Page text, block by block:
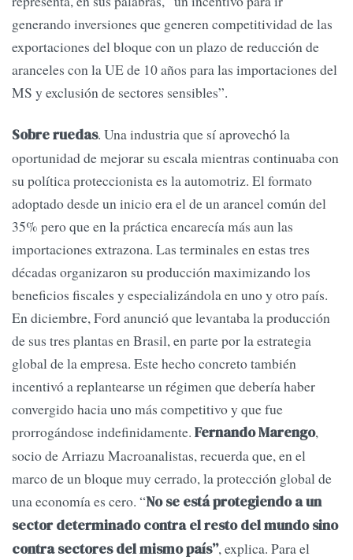
generando inversiones que generen competitividad de las
exportaciones del bloque con un plazo de reducción de
aranceles con la UE de 10 años para las importaciones del
MS y exclusión de sectores sensibles”.
Sobre ruedas. Una industria que sí aprovechó la
oportunidad de mejorar su escala mientras continuaba con
su política proteccionista es la automotriz. El formato
adoptado desde un inicio era el de un arancel común del
35% pero que en la práctica encarecía más aun las
importaciones extrazona. Las terminales en estas tres
décadas organizaron su producción maximizando los
beneficios fiscales y especializándola en uno y otro país.
En diciembre, Ford anunció que levantaba la producción
de sus tres plantas en Brasil, en parte por la estrategia
global de la empresa. Este hecho concreto también
incentivó a replantearse un régimen que debería haber
convergido hacia uno más competitivo y que fue
prorrogándose indefinidamente. Fernando Marengo,
socio de Arriazu Macroanalistas, recuerda que, en el
marco de un bloque muy cerrado, la protección global de
una economía es cero. “No se está protegiendo a un
sector determinado contra el resto del mundo sino
contra sectores del mismo país”, explica. Para el